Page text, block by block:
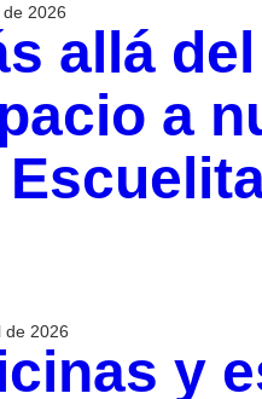
2026
allá
a
de 2026
y